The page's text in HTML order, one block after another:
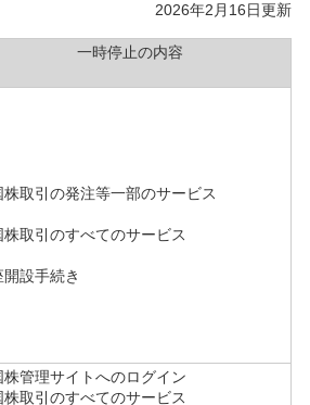
2026年2月16日更新
一時停止の内容
株取引の発注等一部のサービス
株取引のすべてのサービス
開設手続き
株管理サイトへのログイン
株取引のすべてのサービス